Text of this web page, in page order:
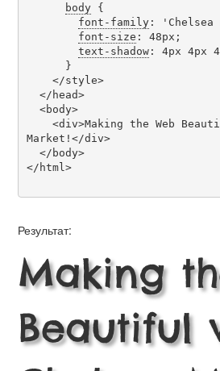
body {
font-family:
font-size : 48px;
text-shadow: 4px 4px
Market!</div>
</html>
Результат:
Making
Beautiful